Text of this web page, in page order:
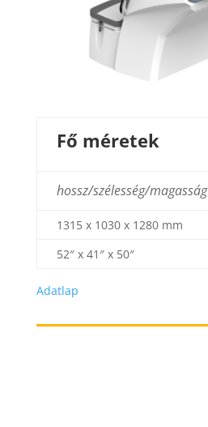
Fő méretek
hossz/szélesség/magasság
1315 x 1030 x 1280 mm
52″ x 41″ x 50″
Adatlap